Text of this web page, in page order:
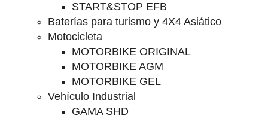
START&STOP EFB
Baterías para turismo y 4X4 Asiático
Motocicleta
MOTORBIKE ORIGINAL
MOTORBIKE AGM
MOTORBIKE GEL
Vehículo Industrial
GAMA SHD